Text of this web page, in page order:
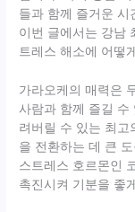
들과 함께 즐거운 시
이번 글에서는 강남
트레스 해소에 어떻
가라오케의 매력은
사람과 함께 즐길
려버릴 수 있는 최고
을 전환하는 데 큰
스트레스 호르몬인
촉진시켜 기분을 좋